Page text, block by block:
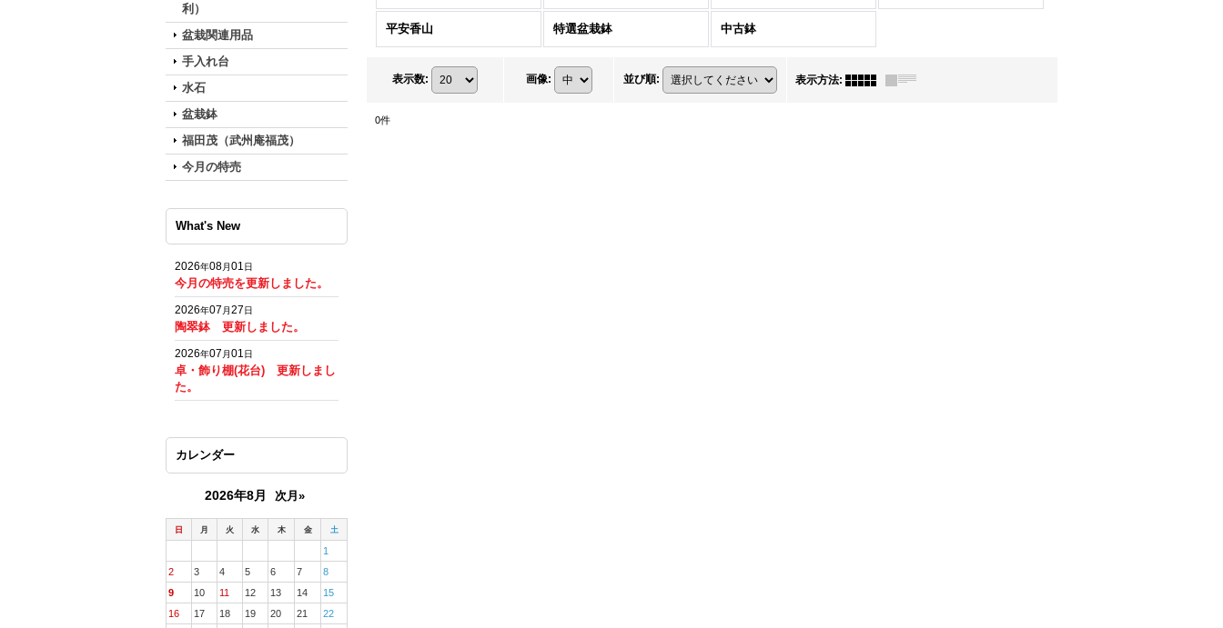
利）
盆栽関連用品
手入れ台
水石
盆栽鉢
福田茂（武州庵福茂）
今月の特売
What's New
2026年08月01日
今月の特売を更新しました。
2026年07 月27日
陶翠鉢 更新しました。
2026年07 月01日
卓・飾り棚(花台) 更新しまし
た。
カレンダー
2026年8月 次月»
日 月 火 水 木 金 土
1
2
3 4 5 6 7
8
9
10 11 12 13 14
15
16
17 18 19 20 21
22
平安香山 特選盆栽鉢 中古鉢
表示数: 画像: 並び順: 表示方法:
0件